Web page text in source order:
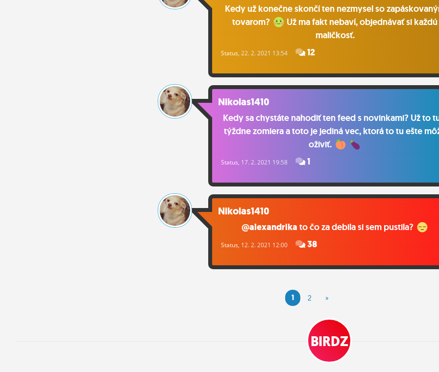
Kedy už konečne skončí ten nezmysel so
tovarom?
Už ma fakt nebaví, objednávať si každú
maličkosť.
Status, 22. 2. 2021 13:54 12
Nikolas1410
Kedy sa chystáte nahodiť ten feed s novinkami? Už to
týždne zomiera a toto je jediná vec, ktorá to tu ešte
oživiť.
Status, 17. 2. 2021 19:58 1
Nikolas1410
@alexandrika to čo za debila si sem pustila?
Status, 12. 2. 2021 12:00 38
1 2 »
BIRDZ